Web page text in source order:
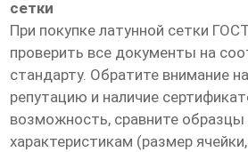
сетки
При покупке латунной сетки
проверить все документы на
стандарту. Обратите внимание
репутацию и наличие
возможность, сравните образцы
характеристикам (размер